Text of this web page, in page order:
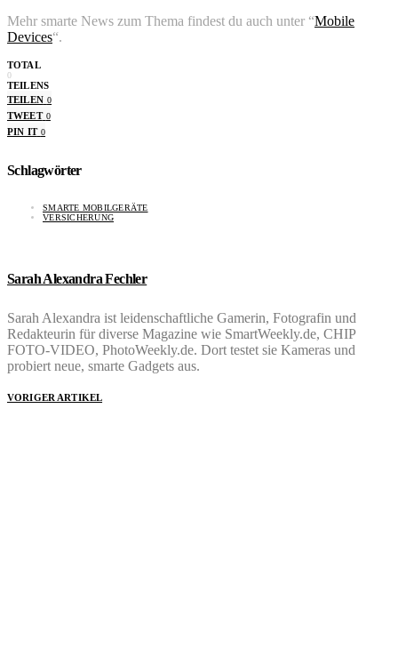
Mehr smarte News zum Thema findest du auch unter “Mobile
Devices“.
TOTAL
0
TEILENS
TEILEN 0
TWEET 0
PIN IT 0
Schlagwörter
SMARTE MOBILGERÄTE
VERSICHERUNG
Sarah Alexandra Fechler
Sarah Alexandra ist leidenschaftliche Gamerin, Fotografin und
Redakteurin für diverse Magazine wie SmartWeekly.de, CHIP
FOTO-VIDEO, PhotoWeekly.de. Dort testet sie Kameras und
probiert neue, smarte Gadgets aus.
VORIGER ARTIKEL